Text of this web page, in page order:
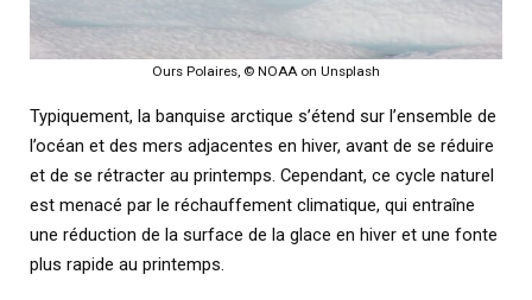
Ours Polaires, © NOAA on Unsplash
Typiquement, la banquise arctique s’étend sur l’ensemble de
l’océan et des mers adjacentes en hiver, avant de se réduire
et de se rétracter au printemps. Cependant, ce cycle naturel
est menacé par le réchauffement climatique, qui entraîne
une réduction de la surface de la glace en hiver et une fonte
plus rapide au printemps.